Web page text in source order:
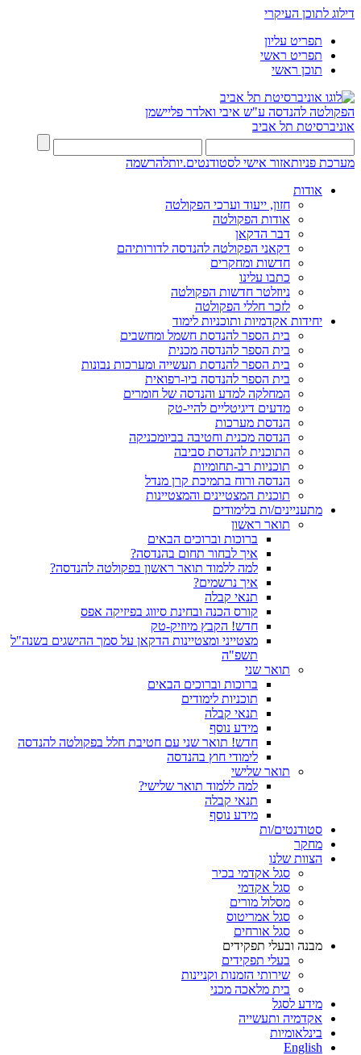
דילוג לתוכן העיקרי
תפריט עליון
תפריט ראשי
תוכן ראשי
הפקולטה להנדסה ע"ש איבי ואלדר פליישמן
אוניברסיטת תל אביב
מערכת פניותאזור אישי לסטודנטים.יותלהרשמה
אודות
חזון, ייעוד וערכי הפקולטה
אודות הפקולטה
דבר הדקאן
דקאני הפקולטה להנדסה לדורותיהם
חדשות ומחקרים
כתבו עלינו
ניוזלטר חדשות הפקולטה
לזכר חללי הפקולטה
יחידות אקדמיות ותוכניות לימוד
בית הספר להנדסת חשמל ומחשבים
בית הספר להנדסה מכנית
בית הספר להנדסת תעשייה ומערכות נבונות
בית הספר להנדסה ביו-רפואית
המחלקה למדע והנדסה של חומרים
מדעים דיגיטליים להיי-טק
הנדסת מערכות
הנדסה מכנית וחטיבה בביומכניקה
התוכנית להנדסת סביבה
תוכניות רב-תחומיות
הנדסה ורוח בתמיכת קרן מנדל
תוכנית המצטיינים והמצטיינות
מתעניינים/ות בלימודים
תואר ראשון
ברוכות וברוכים הבאים
איך לבחור תחום בהנדסה?
למה ללמוד תואר ראשון בפקולטה להנדסה?
איך נרשמים?
תנאי קבלה
קורס הכנה ובחינת סיווג בפיזיקה אפס
חדש! הקבץ מיוזיק-טק
מצטייני ומצטיינות הדקאן על סמך ההישגים בשנה"ל
תשפ"ה
תואר שני
ברוכות וברוכים הבאים
תוכניות לימודים
תנאי קבלה
מידע נוסף
חדש! תואר שני עם חטיבת חלל בפקולטה להנדסה
לימודי חוץ בהנדסה
תואר שלישי
למה ללמוד תואר שלישי?
תנאי קבלה
מידע נוסף
סטודנטים/ות
מחקר
הצוות שלנו
סגל אקדמי בכיר
סגל אקדמי
מסלול מורים
סגל אמריטוס
סגל אורחים
מבנה ובעלי תפקידים
בעלי תפקידים
שירותי הזמנות וקניינות
בית מלאכה מכני
מידע לסגל
אקדמיה ותעשייה
בינלאומיות
English